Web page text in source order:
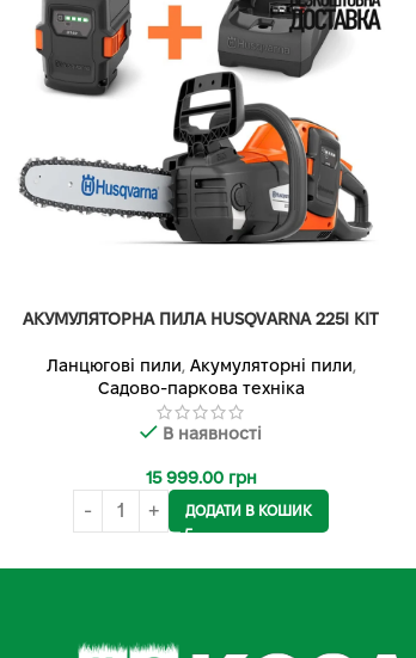
АКУМУЛЯТОРНА ПИЛА HUSQVARNA 225I KIT
Ланцюгові пили, Акумуляторні пили,
Садово-паркова техніка
В наявності
15 999.00 грн
ДОДАТИ В КОШИК